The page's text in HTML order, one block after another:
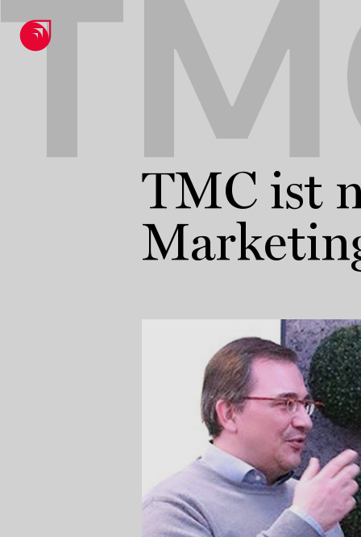
TMC ist